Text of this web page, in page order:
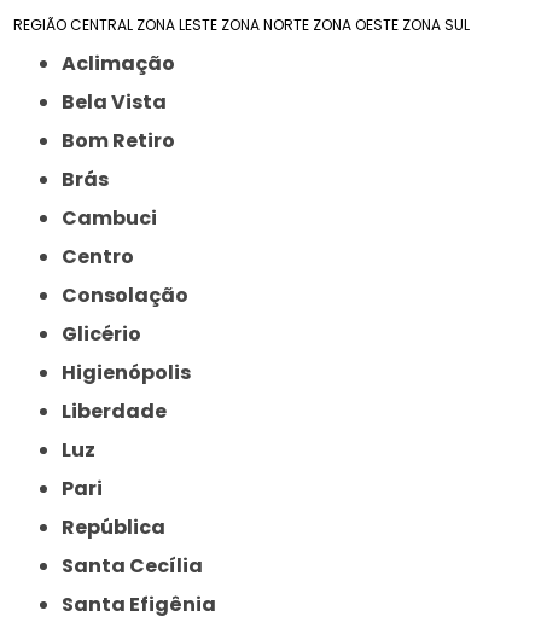
REGIÃO CENTRAL ZONA LESTE ZONA NORTE ZONA OESTE ZONA SUL
Aclimação
Bela Vista
Bom Retiro
Brás
Cambuci
Centro
Consolação
Glicério
Higienópolis
Liberdade
Luz
Pari
República
Santa Cecília
Santa Efigênia